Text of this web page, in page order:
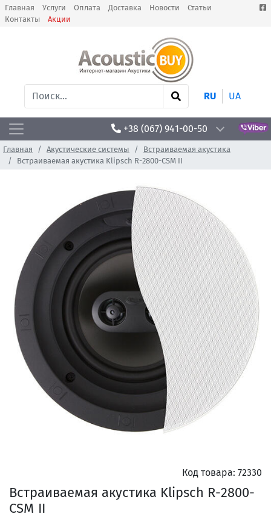
Главная Услуги Оплата Доставка Новости
Статьи
Контакты
Акции
RU UA
+38 (067) 941-00-50
Главная Акустические системы
Встраиваемая акустика
Встраиваемая акустика Klipsch R-2800-CSM II
Код товара: 72330
Встраиваемая акустика Klipsch R-2800-
CSM II